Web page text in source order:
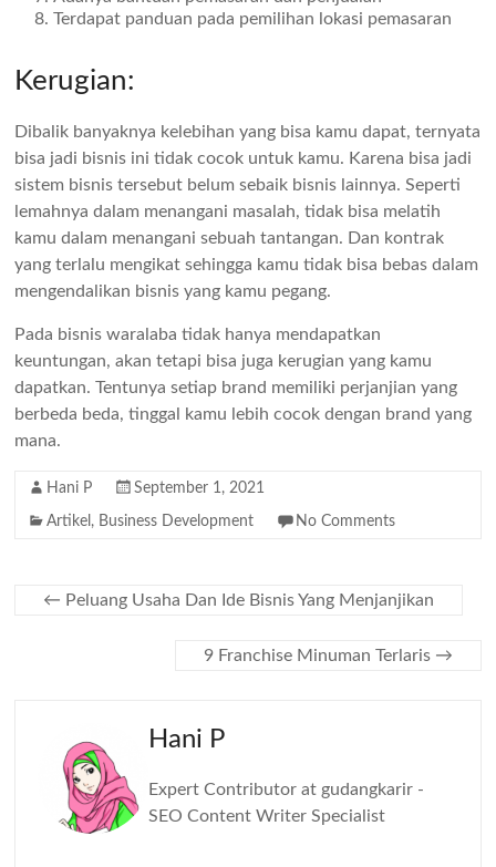
Terdapat panduan pada pemilihan lokasi pemasaran
Kerugian:
Dibalik banyaknya kelebihan yang bisa kamu dapat, ternyata
bisa jadi bisnis ini tidak cocok untuk kamu. Karena bisa jadi
sistem bisnis tersebut belum sebaik bisnis lainnya. Seperti
lemahnya dalam menangani masalah, tidak bisa melatih
kamu dalam menangani sebuah tantangan. Dan kontrak
yang terlalu mengikat sehingga kamu tidak bisa bebas dalam
mengendalikan bisnis yang kamu pegang.
Pada bisnis waralaba tidak hanya mendapatkan
keuntungan, akan tetapi bisa juga kerugian yang kamu
dapatkan. Tentunya setiap brand memiliki perjanjian yang
berbeda beda, tinggal kamu lebih cocok dengan brand yang
mana.
Hani P September 1, 2021
Artikel , Business Development No Comments
← Peluang Usaha Dan Ide Bisnis Yang Menjanjikan
9 Franchise Minuman Terlaris →
Hani P
Expert Contributor at gudangkarir -
SEO Content Writer Specialist